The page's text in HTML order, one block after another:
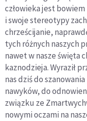
człowieka jest
i swoje stereotypy
chrześcijanie,
tych różnych naszych
nawet w nasze święta
kaznodzieja. Wyraził
nas dziś do
nawyków, do
związku ze
nowymi oczami na